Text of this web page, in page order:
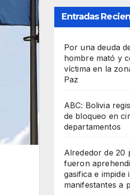
Entradas
Por una deuda
hombre mató y
víctima en la
Paz
ABC: Bolivia
de bloqueo en
departamentos
Alrededor de 20
fueron
gasifica e impide
manifestantes a